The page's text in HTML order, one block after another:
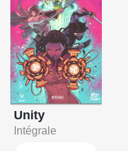
Unity
Intégrale